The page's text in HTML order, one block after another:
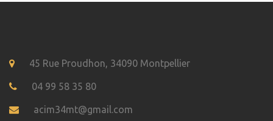
45 Rue Proudhon, 34090 Montpellier
04 99 58 35 80
acim34mt@gmail.com